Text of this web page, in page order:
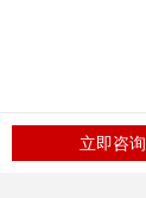
立即咨询